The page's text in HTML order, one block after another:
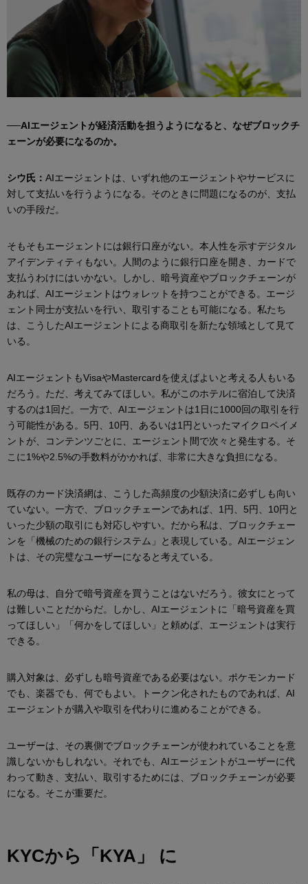
──AIエージェントが経済活動を担うようになると、なぜブロックチ
ェーンが必要になるのか。
シウ氏： AIエージェントは、いずれ他のエージェントやサービスに
対して支払いを行うようになる。そのときに問題になるのが、支払
いの手段だ。
そもそもエージェントには銀行口座がない。本人性を示すデジタル
アイデンティティもない。人間のように銀行口座を開き、カードで
支払うわけにはいかない。しかし、暗号資産やブロックチェーンが
あれば、AIエージェントはウォレットを持つことができる。エージ
ェント同士が支払いを行い、取引することも可能になる。私たち
は、こうしたAIエージェントによる商取引を新たな領域として見て
いる。
AIエージェントもVisaやMastercardを使えばよいと考える人もいる
だろう。ただ、考えてみてほしい。私がこのホテルに宿泊して決済
するのは1回だ。一方で、AIエージェントは1日に1000回の取引を行
う可能性がある。5円、10円、あるいは1円といったマイクロペイメ
ントが、コンテンツごとに、エージェント間で次々と発生する。そ
こに1%や2.5%の手数料がかかれば、非常に大きな負担になる。
既存のカード決済網は、こうした高頻度の少額決済に必ずしも向い
ていない。一方で、ブロックチェーンであれば、1円、5円、10円と
いった少額の取引にも対応しやすい。だから私は、ブロックチェー
ンを「機械のための銀行システム」と表現している。AIエージェン
トは、その完璧なユーザーになると考えている。
私の母は、自分で暗号資産を買うことはないだろう。彼女にとって
は難しいことだからだ。しかし、AIエージェントに「暗号資産を買
ってほしい」「何かをしてほしい」と頼めば、エージェントは実行
できる。
購入対象は、必ずしも暗号資産である必要はない。ポケモンカード
でも、楽器でも、何でもよい。トークン化されたものであれば、AI
エージェントが購入や取引を代わりに進めることができる。
ユーザーは、その裏側でブロックチェーンが使われていることを意
識しないかもしれない。それでも、AIエージェントがユーザーに代
わって動き、支払い、取引するためには、ブロックチェーンが必要
になる。そこが重要だ。
KYCから「KYA」 に